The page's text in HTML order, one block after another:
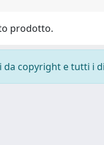
prodotto.
copyright e tutti i